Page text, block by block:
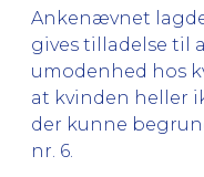
Ankenævnet
gives tilladelse til
umodenhed hos
at kvinden heller
der kunne
nr. 6.